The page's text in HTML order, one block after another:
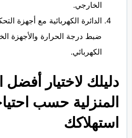
الخارجي.
الدائرة الكهربائية مع أجهزة
ضبط درجة الحرارة والأجهزة
الكهربائي.
دليلك لاختيار أفضل
المنزلية حسب
استهلاكك